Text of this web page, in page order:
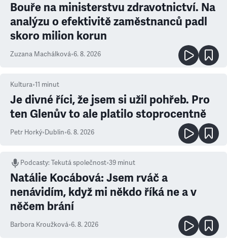
Bouře na ministerstvu zdravotnictví. Na
analýzu o efektivitě zaměstnanců padl
skoro milion korun
Zuzana Machálková•6. 8. 2026
Kultura•11 minut
Je divné říci, že jsem si užil pohřeb. Pro
ten Glenův to ale platilo stoprocentně
Petr Horký•Dublin•6. 8. 2026
Podcasty:Tekutá společnost•39 minut
Natálie Kocábová: Jsem rváč a
nenávidím, když mi někdo říká ne a v
něčem brání
Barbora Kroužková•6. 8. 2026